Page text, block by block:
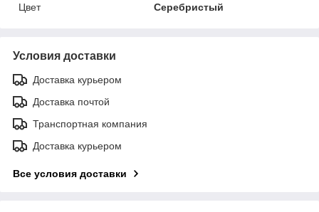
Цвет
Серебристый
Условия доставки
Доставка курьером
Доставка почтой
Транспортная компания
Доставка курьером
Все условия доставки